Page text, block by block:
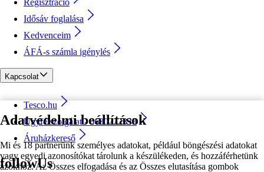
Adatvédelmi beállítások
Mi és 18 partnerünk személyes adatokat, például böngészési adatokat
vagy egyedi azonosítókat tárolunk a készülékeden, és hozzáférhetünk
azokhoz. Az Összes elfogadása és az Összes elutasítása gombok
Idősáv foglalása
Kedvenceim
ÁFÁ-s számla igénylés
Kapcsolat
Tesco.hu
Ügyfélszolgálat - 0680222333
Áruházkereső
followUs